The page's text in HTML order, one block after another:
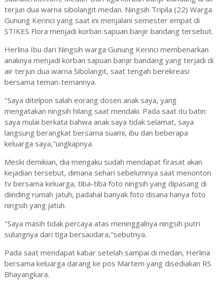
terjun dua warna sibolangit medan. Ningsih Tripila (22) Warga
Gunung Kerinci yang saat ini menjalani semester empat di
STIKES Flora menjadi korban sapuan banjir bandang tersebut.
Herlina Ibu dari Ningsih warga Gunung Kerinci membenarkan
anaknya menjadi korban sapuan banjir bandang yang terjadi di
air terjun dua warna Sibolangit, saat tengah berekreasi
bersama teman-temannya.
"Saya ditelpon salah eorang dosen anak saya, yang
mengatakan ningsih hilang saat mendaki. Pada saat itu batin
saya mulai berkata bahwa anak saya tidak selamat, saya
langsung berangkat bersama suami, ibu dan beberapa
keluarga saya,"ungkapnya.
Meski demikian, dia mengaku sudah mendapat firasat akan
kejadian tersebut, dimana sehari sebelumnya saat menonton
tv bersama keluarga, tiba-tiba foto ningsih yang dipasang di
diinding rumah jatuh, padahal banyak foto disana hanya foto
ningsih yang jatuh.
"Saya masih tidak percaya atas meninggalnya ningsih putri
sulungnya dari tiga bersaudara,"sebutnya.
Pada saat mendapat kabar setelah sampai di medan, Herlina
bersama keluarga darang ke pos Martem yang disediakan RS
Bhayangkara.